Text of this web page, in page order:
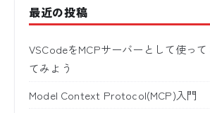
最近の投稿
VSCodeをMCPサーバーとして使っ
てみよう
Model Context Protocol(MCP)入門